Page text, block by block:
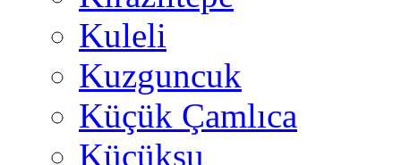
Kuleli
Kuzguncuk
Küçük Çamlıca
Küçüksu